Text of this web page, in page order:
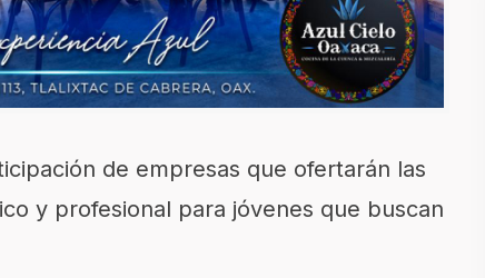
de empresas que ofertarán las
y profesional para jóvenes que buscan